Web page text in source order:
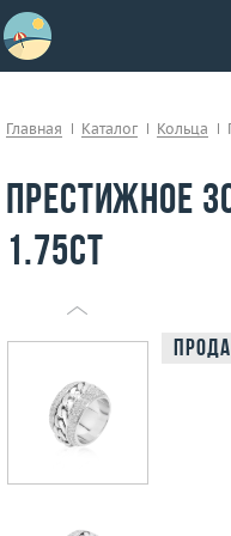
Главная Каталог Кольца
Престижное
1.75ct